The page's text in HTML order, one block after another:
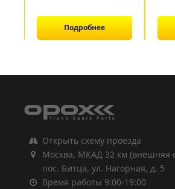
Подробнее
Открыть схему проезда
Москва, МКАД 32 км (внешняя
пос. Битца, ул. Нагорная, д. 5
Время работы 9:00-19:00